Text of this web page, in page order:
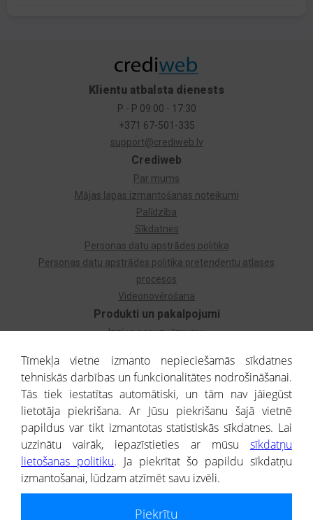
Produkti un pakalpojumi
Izziņa par uzņēmumu
Dzimtas koks
Uzņēmumu atlase
Monitorings
Kredītizziņa par ārvalstu uzņēmumiem
Crediweb
Par mums
Mājas lapas izmantošanas noteikumi
Palīdzība
Sīkdatnes
Personas datu apstrādes politika
Personas datu apstrādes politika pretendentu atlases
procesos
Videonovērošana
Klientu atbalsta dienests
P - P 09:00 - 17:30
+371 67-501-335
support@crediweb.lv
® CREDITREFORM Latvija
SIA
Tīmekļa vietne izmanto nepieciešamās sīkdatnes
tehniskās darbības un funkcionalitātes nodrošināšanai.
Tās tiek iestatītas automātiski, un tām nav jāiegūst
lietotāja piekrišana. Ar Jūsu piekrišanu šajā vietnē
papildus var tikt izmantotas statistiskās sīkdatnes. Lai
uzzinātu vairāk, iepazīstieties ar mūsu sīkdatņu
lietošanas politiku. Ja piekrītat šo papildu sīkdatņu
izmantošanai, lūdzam atzīmēt savu izvēli.
Piekrītu